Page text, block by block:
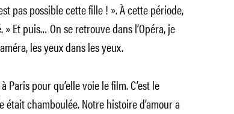
pas possible cette fille ! ». À cette période,
» Et puis… On se retrouve dans l’Opéra, je
les yeux dans les yeux.
pour qu’elle voie le film. C’est le
était chamboulée. Notre histoire d’amour a